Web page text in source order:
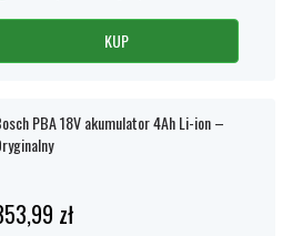
KUP
PBA 18V akumulator 4Ah Li-ion –
zł